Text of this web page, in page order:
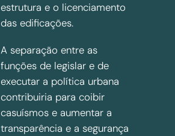
estrutura e o licenciamento
das edificações.
A separação entre as
funções de legislar e de
executar a política urbana
contribuiria para coibir
casuísmos e aumentar a
transparência e a segurança